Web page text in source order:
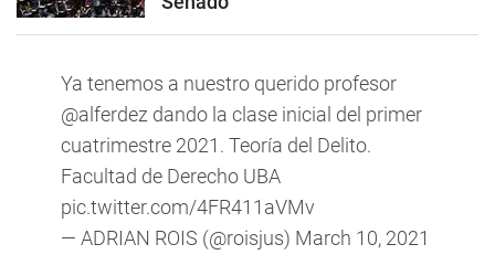
Ya tenemos a nuestro querido profesor
@alferdez dando la clase inicial del primer
cuatrimestre 2021. Teoría del Delito.
Facultad de Derecho UBA
pic.twitter.com/4FR411aVMv
— ADRIAN ROIS (@roisjus) March 10, 2021